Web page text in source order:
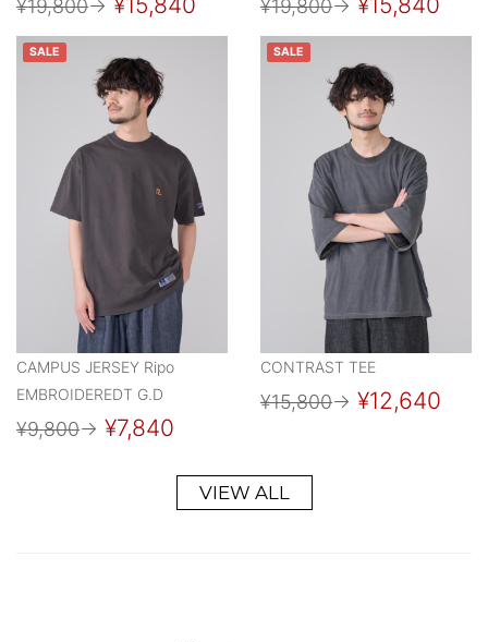
¥19,800→ ¥19,800→
SALE
CAMPUS JERSEY Ripo
EMBROIDEREDT G.D
¥9,800→ ¥7,840
SALE
CONTRAST TEE
¥15,800→ ¥12,640
VIEW ALL